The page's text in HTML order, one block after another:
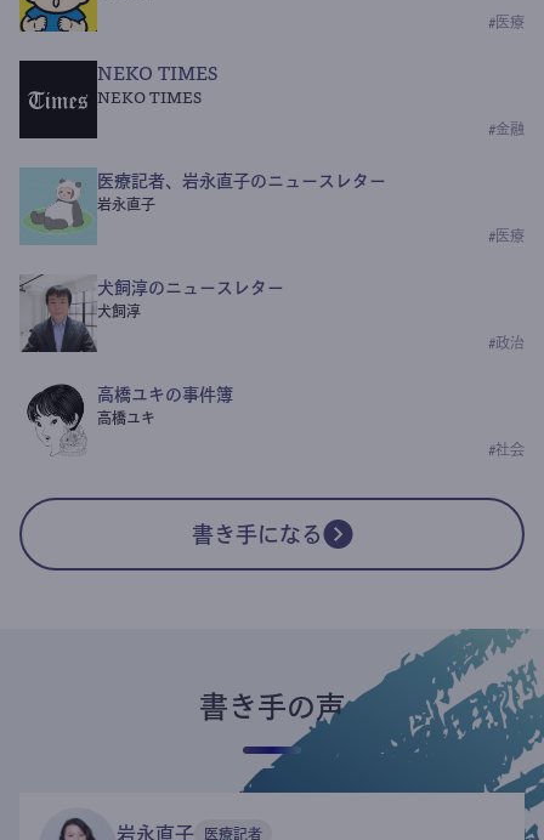
# 医療
NEKO TIMES
NEKO TIMES
#金融
医療記者、岩永直子のニュースレター
岩永直子
# 医療
犬飼淳のニュースレター
犬飼淳
#政治
高橋ユキの事件簿
高橋ユキ
#社会
書き手になる
書き手の声
岩永直子 医療記者